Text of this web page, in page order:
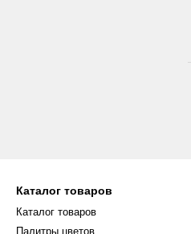
Каталог товаров
Каталог товаров
Палитры цветов